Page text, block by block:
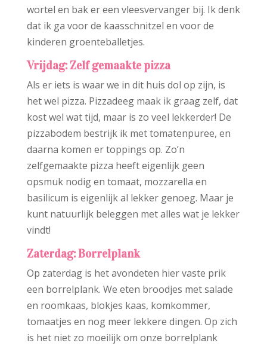
wortel en bak er een vleesvervanger bij. Ik denk
dat ik ga voor de kaasschnitzel en voor de
kinderen groenteballetjes.
Vrijdag: Zelf gemaakte pizza
Als er iets is waar we in dit huis dol op zijn, is
het wel pizza. Pizzadeeg maak ik graag zelf, dat
kost wel wat tijd, maar is zo veel lekkerder! De
pizzabodem bestrijk ik met tomatenpuree, en
daarna komen er toppings op. Zo’n
zelfgemaakte pizza heeft eigenlijk geen
opsmuk nodig en tomaat, mozzarella en
basilicum is eigenlijk al lekker genoeg. Maar je
kunt natuurlijk beleggen met alles wat je lekker
vindt!
Zaterdag: Borrelplank
Op zaterdag is het avondeten hier vaste prik
een borrelplank. We eten broodjes met salade
en roomkaas, blokjes kaas, komkommer,
tomaatjes en nog meer lekkere dingen. Op zich
is het niet zo moeilijk om onze borrelplank